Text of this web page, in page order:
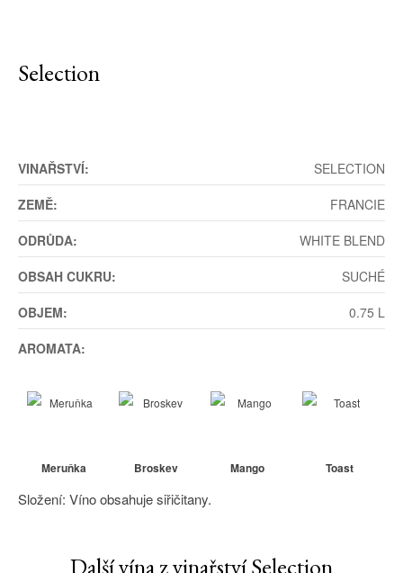
Selection
VINAŘSTVÍ:
SELECTION
ZEMĚ:
FRANCIE
ODRŮDA:
WHITE BLEND
OBSAH CUKRU:
SUCHÉ
OBJEM:
0.75 L
AROMATA:
Meruňka Broskev Mango Toast
Složení: Víno obsahuje siřičitany.
Další vína z vinařství Selection